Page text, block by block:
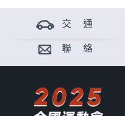
交 通
聯 絡